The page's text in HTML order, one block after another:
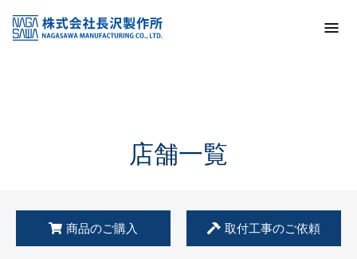
KSS加盟店・取扱店情報
店舗一覧
店舗一覧
商品のご購入 取付工事のご依頼